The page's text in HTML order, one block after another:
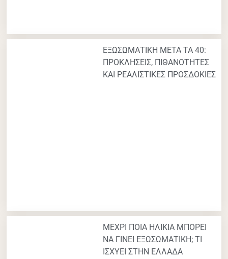
ΕΞΩΣΩΜΑΤΙΚΗ ΜΕΤΑ ΤΑ 40:
ΠΡΟΚΛΗΣΕΙΣ, ΠΙΘΑΝΟΤΗΤΕΣ
ΚΑΙ ΡΕΑΛΙΣΤΙΚΕΣ ΠΡΟΣΔΟΚΙΕΣ
ΜΕΧΡΙ ΠΟΙΑ ΗΛΙΚΙΑ ΜΠΟΡΕΙ
ΝΑ ΓΙΝΕΙ ΕΞΩΣΩΜΑΤΙΚΗ; ΤΙ
ΙΣΧΥΕΙ ΣΤΗΝ ΕΛΛΑΔΑ